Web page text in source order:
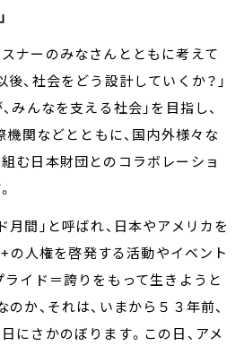
ナーのみなさんとともに考えて
後、社会をどう設計していくか？」
みんなを支える社会」を目指し、
機関などとともに、国内外様々な
む日本財団とのコラボレーショ
月間」と呼ばれ、日本やアメリカを
の人権を啓発する活動やイベント
ライド＝誇りをもって生きようと
か、それは、いまから５３年前、
にさかのぼります。この日、アメ